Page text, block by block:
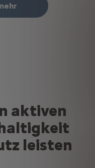
aktiven
leisten